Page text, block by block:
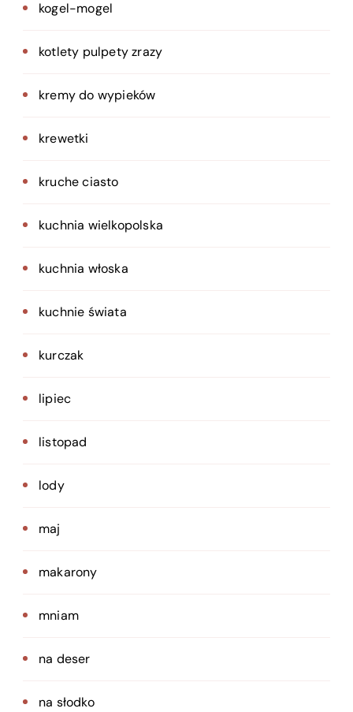
kogel-mogel
kotlety pulpety zrazy
kremy do wypieków
krewetki
kruche ciasto
kuchnia wielkopolska
kuchnia włoska
kuchnie świata
kurczak
lipiec
listopad
lody
maj
makarony
mniam
na deser
na słodko